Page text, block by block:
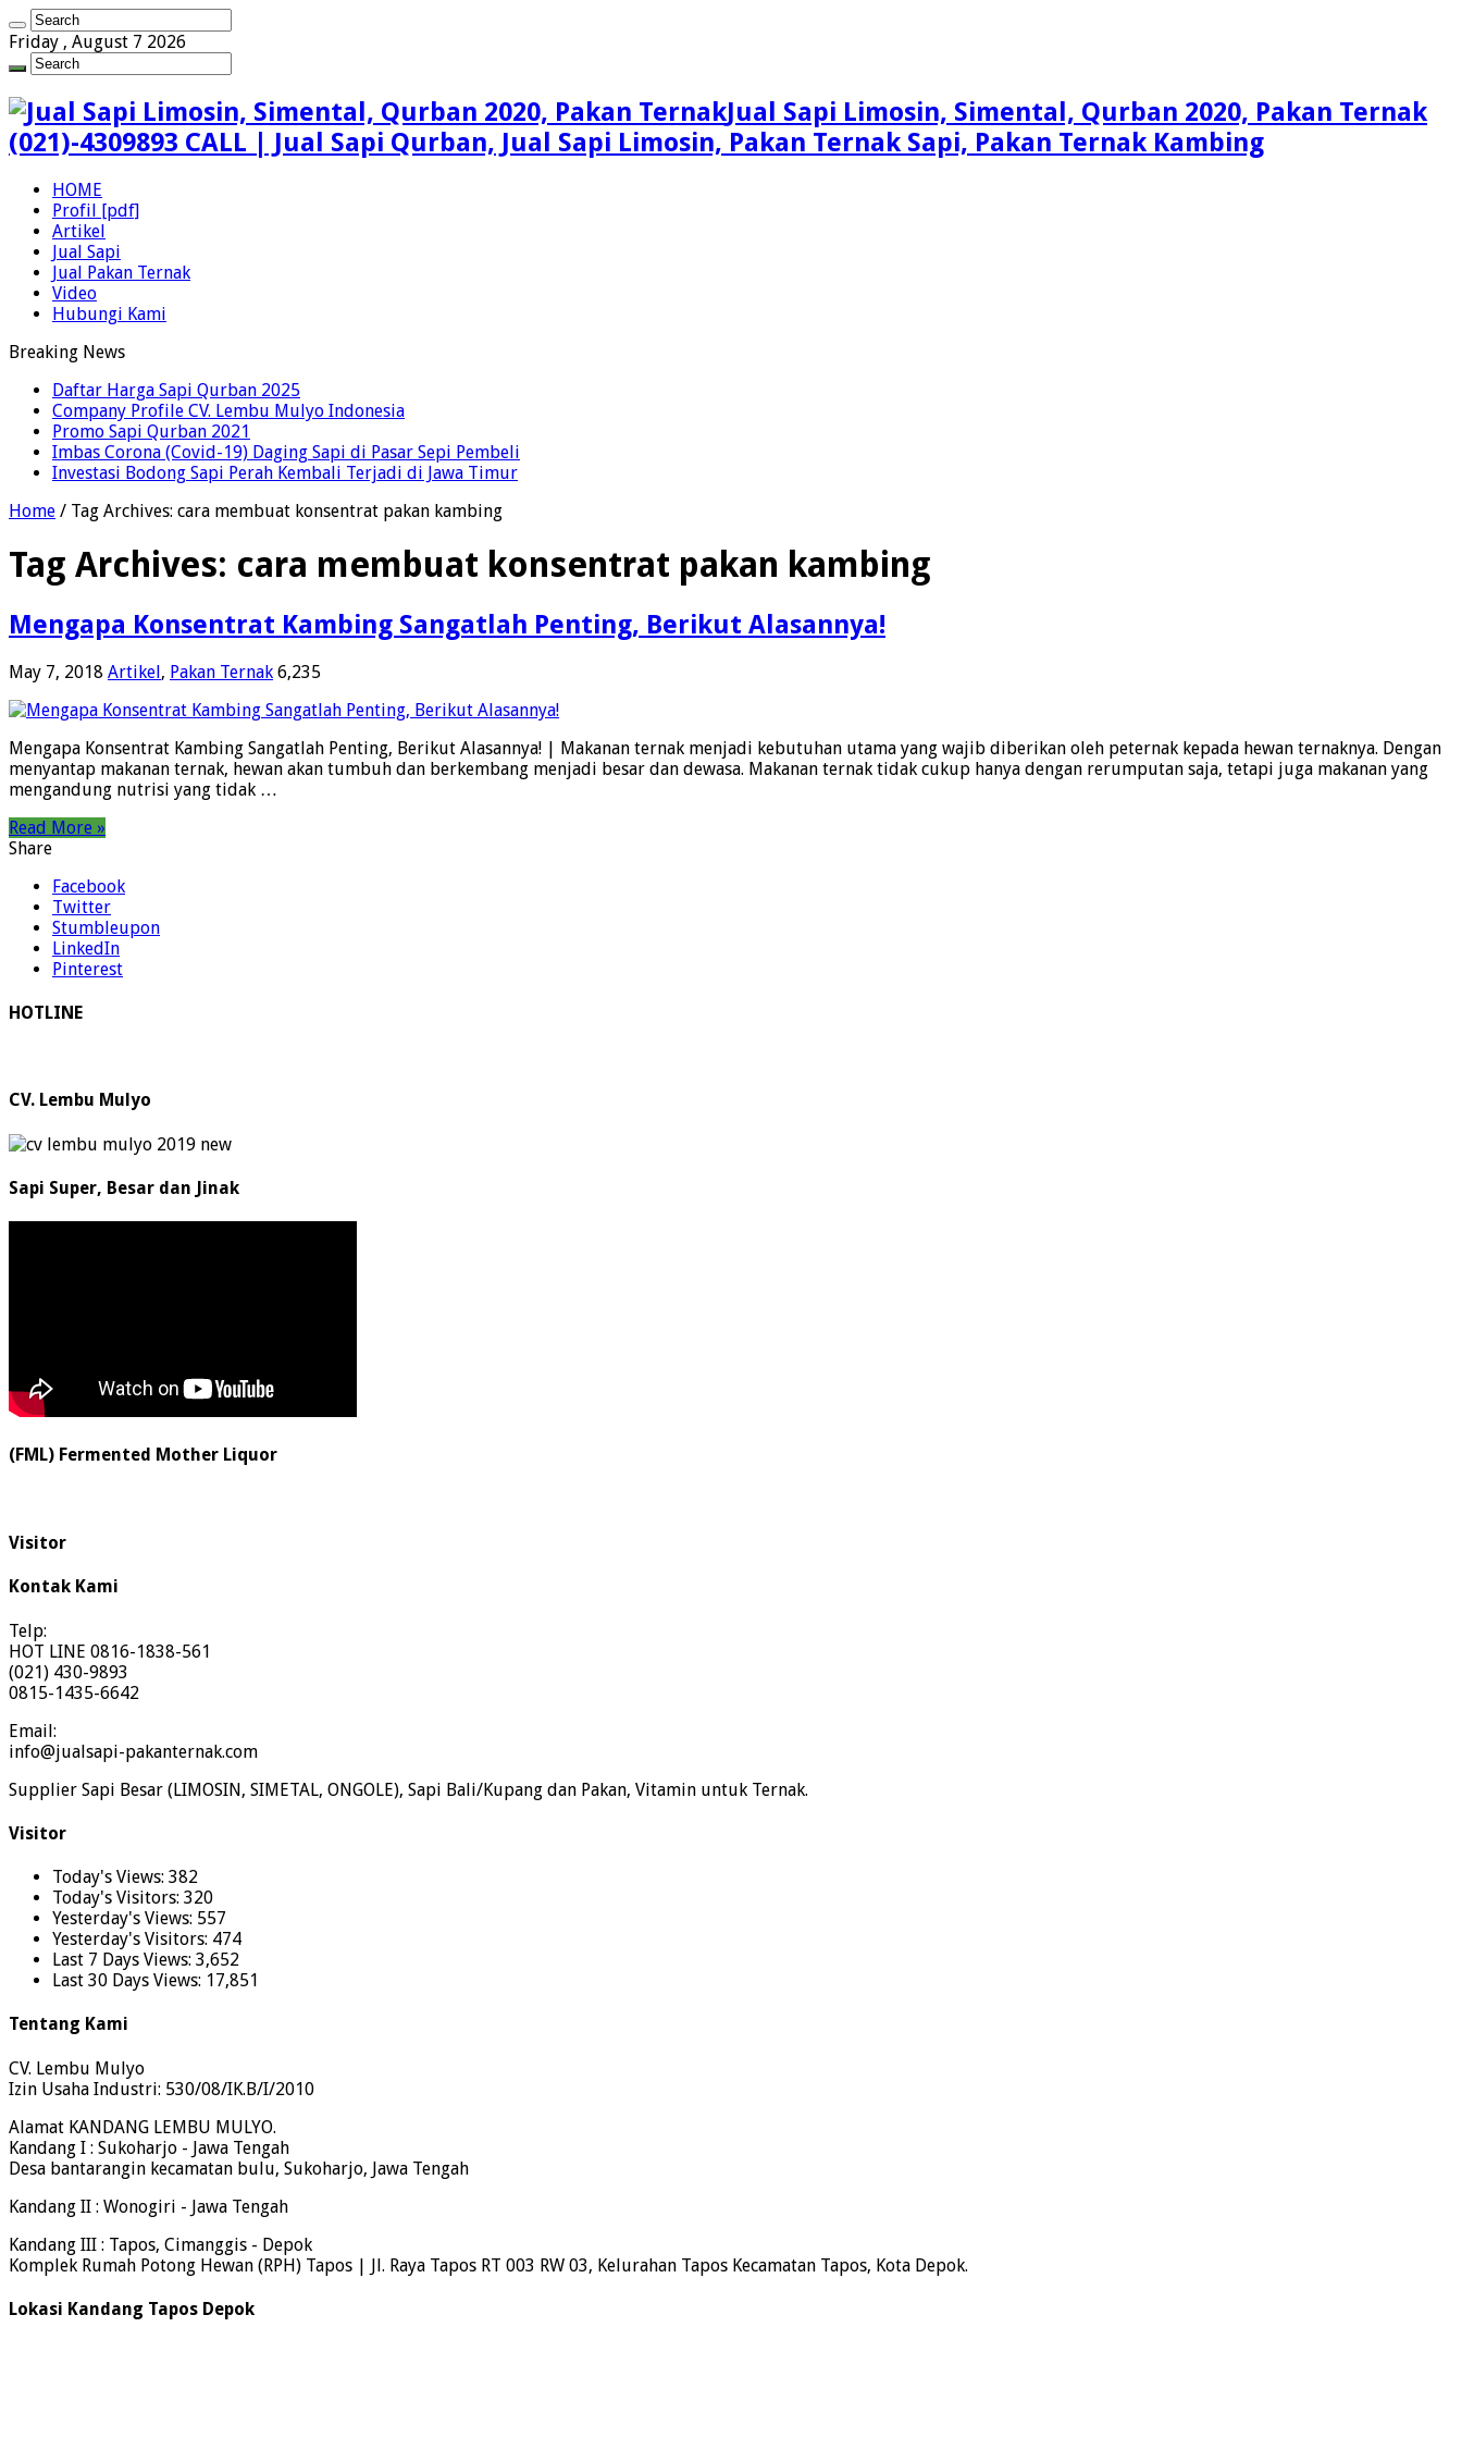
Friday , August 7 2026
Jual Sapi Limosin, Simental, Qurban 2020, Pakan Ternak
(021)-4309893 CALL | Jual Sapi Qurban, Jual Sapi Limosin, Pakan Ternak Sapi, Pakan Ternak Kambing
HOME
Profil [pdf]
Artikel
Jual Sapi
Jual Pakan Ternak
Video
Hubungi Kami
Breaking News
Daftar Harga Sapi Qurban 2025
Company Profile CV. Lembu Mulyo Indonesia
Promo Sapi Qurban 2021
Imbas Corona (Covid-19) Daging Sapi di Pasar Sepi Pembeli
Investasi Bodong Sapi Perah Kembali Terjadi di Jawa Timur
Home / Tag Archives: cara membuat konsentrat pakan kambing
Tag Archives: cara membuat konsentrat pakan kambing
Mengapa Konsentrat Kambing Sangatlah Penting, Berikut Alasannya!
May 7, 2018 Artikel, Pakan Ternak 6,235
Mengapa Konsentrat Kambing Sangatlah Penting, Berikut Alasannya! | Makanan ternak menjadi kebutuhan utama yang wajib diberikan oleh peternak kepada hewan ternaknya. Dengan
menyantap makanan ternak, hewan akan tumbuh dan berkembang menjadi besar dan dewasa. Makanan ternak tidak cukup hanya dengan rerumputan saja, tetapi juga makanan yang
mengandung nutrisi yang tidak …
Read More »
Share
Facebook
Twitter
Stumbleupon
LinkedIn
Pinterest
HOTLINE
CV. Lembu Mulyo
Sapi Super, Besar dan Jinak
(FML) Fermented Mother Liquor
Visitor
Kontak Kami
Telp:
HOT LINE 0816-1838-561
(021) 430-9893
0815-1435-6642
Email:
info@jualsapi-pakanternak.com
Supplier Sapi Besar (LIMOSIN, SIMETAL, ONGOLE), Sapi Bali/Kupang dan Pakan, Vitamin untuk Ternak.
Visitor
Today's Views: 382
Today's Visitors: 320
Yesterday's Views: 557
Yesterday's Visitors: 474
Last 7 Days Views: 3,652
Last 30 Days Views: 17,851
Tentang Kami
CV. Lembu Mulyo
Izin Usaha Industri: 530/08/IK.B/I/2010
Alamat KANDANG LEMBU MULYO.
Kandang I : Sukoharjo - Jawa Tengah
Desa bantarangin kecamatan bulu, Sukoharjo, Jawa Tengah
Kandang II : Wonogiri - Jawa Tengah
Kandang III : Tapos, Cimanggis - Depok
Komplek Rumah Potong Hewan (RPH) Tapos | Jl. Raya Tapos RT 003 RW 03, Kelurahan Tapos Kecamatan Tapos, Kota Depok.
Lokasi Kandang Tapos Depok